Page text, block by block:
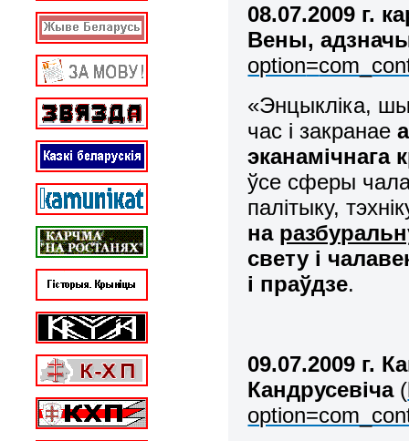
08.07.2009 г.
Вены,
option=com
«Энцыкліка,
час і закранае
эканамічнага
ўсе сферы
палітыку,
на
свету і
і праўдзе.
09.07.2009 г.
Кандрусевіча (